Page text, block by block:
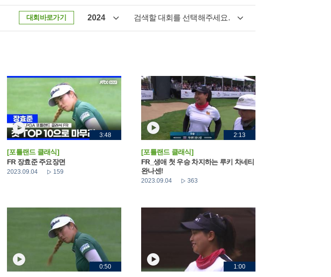
대회바로가기 2024 검색할 대회를 선택해주세요.
3:48
[포틀랜드 클래식]
FR 장효준 주요장면
2023.09.04 159
2:13
[포틀랜드 클래식]
FR_생애 첫 우승 차지하는 루키 차네티
완나센!
2023.09.04 363
0:50 1:00